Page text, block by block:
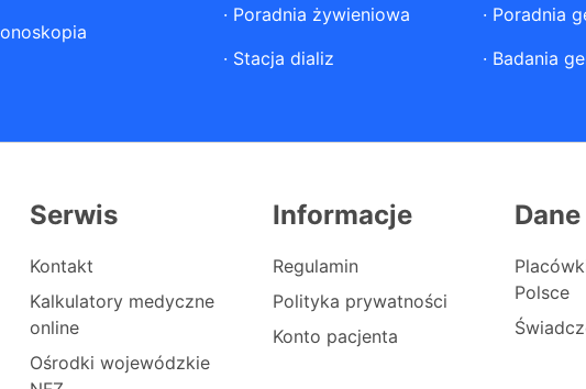
· Poradnia żywieniowa
· Stacja dializ
· Poradnia
· Badania
Serwis
Kontakt
Kalkulatory medyczne
online
Ośrodki wojewódzkie
Informacje
Regulamin
Polityka prywatności
Konto pacjenta
Dane
Polsce